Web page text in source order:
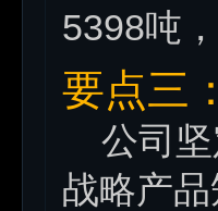
5398吨
要点三
公司坚
战略产